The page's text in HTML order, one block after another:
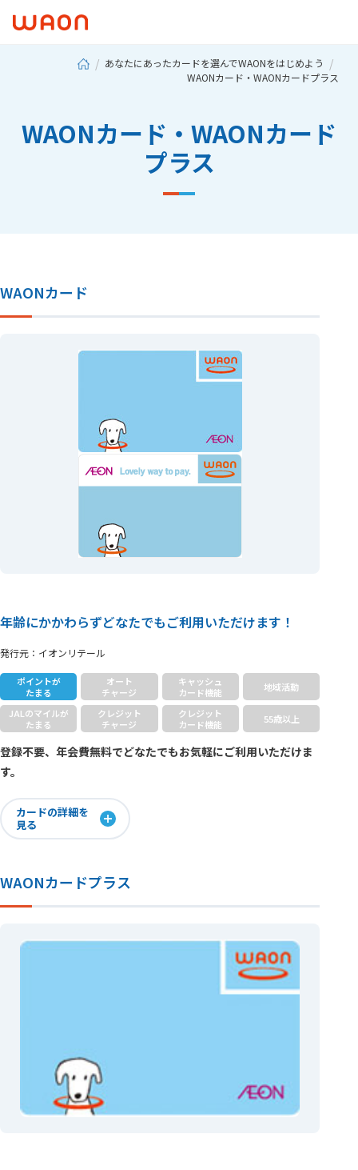
あなたにあったカードを選んでWAONをはじめよう
WAONカード・WAONカードプラス
WAONカード・WAONカード
プラス
WAONカード
年齢にかかわらずどなたでもご利用いただけます！
発行元：イオンリテール
ポイントが
たまる
オート
チャージ
キャッシュ
カード機能 地域活動
JALのマイルが
たまる
クレジット
チャージ
クレジット
カード機能 55歳以上
登録不要、年会費無料でどなたでもお気軽にご利用いただけま
す。
カードの詳細を
見る
WAONカードプラス